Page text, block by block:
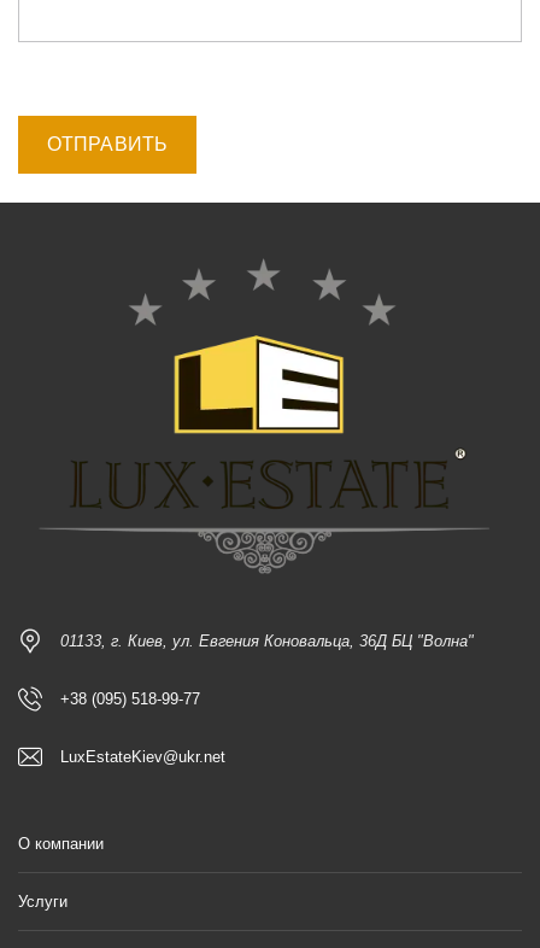
01133, г. Киев, ул. Евгения Коновальца, 36Д БЦ "Волна"
+38 (095) 518-99-77
LuxEstateKiev@ukr.net
О компании
Услуги